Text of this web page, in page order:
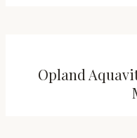
Opland